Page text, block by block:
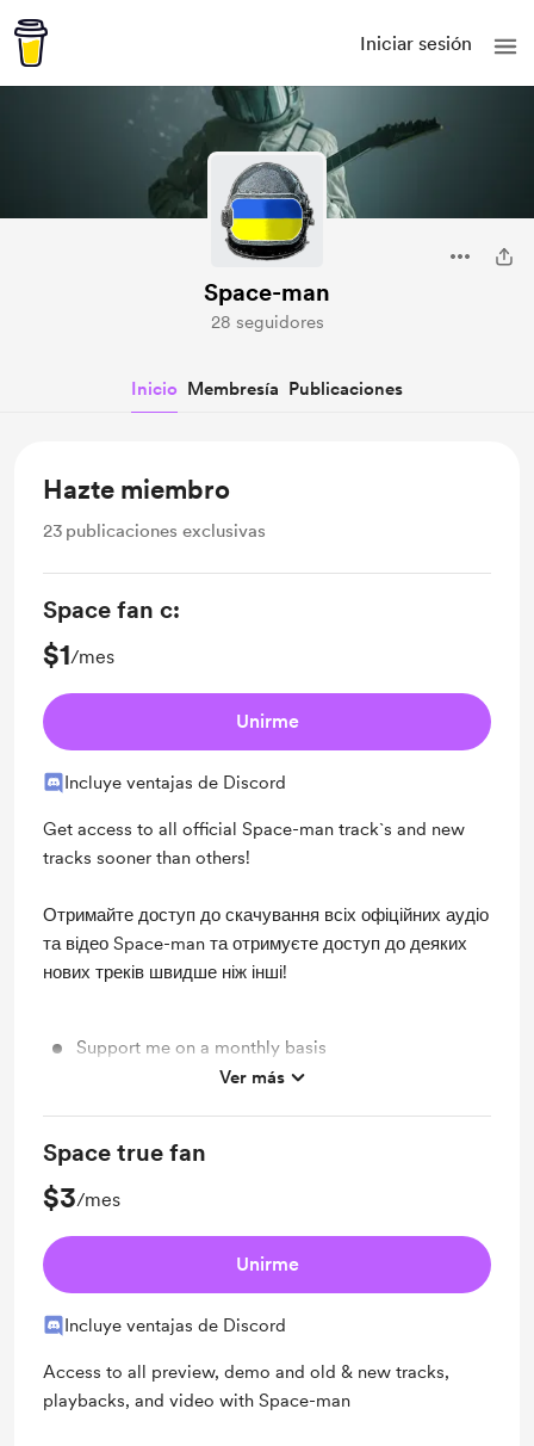
Iniciar sesión
Space-man
28 seguidores
Inicio Membresía Publicaciones
Hazte miembro
23 publicaciones exclusivas
Space fan c:
$1/mes
Unirme
Incluye ventajas de Discord
Get access to all official Space-man track`s and new
tracks sooner than others!
Отримайте доступ до скачування всіх офіційних аудіо
та відео Space-man та отримуєте доступ до деяких
нових треків швидше ніж інші!
Support me on a monthly basis
Unlock exclusive posts and messages
Ver más
Space true fan
$3/mes
Unirme
Incluye ventajas de Discord
Access to all preview, demo and old & new tracks,
playbacks, and video with Space-man